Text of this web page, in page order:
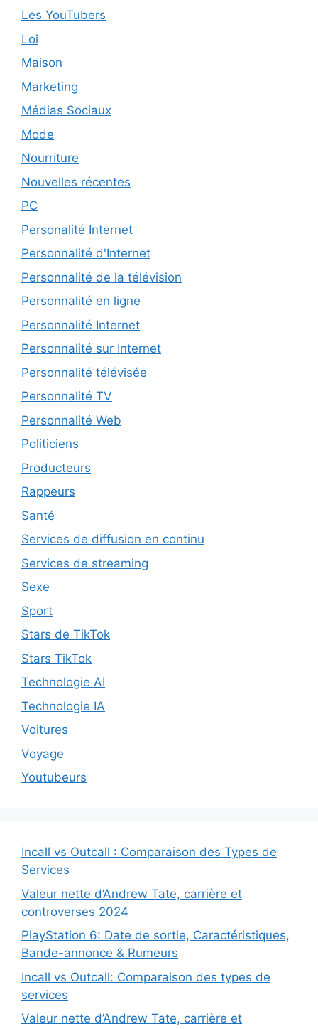
Les YouTubers
Loi
Maison
Marketing
Médias Sociaux
Mode
Nourriture
Nouvelles récentes
PC
Personalité Internet
Personnalité d'Internet
Personnalité de la télévision
Personnalité en ligne
Personnalité Internet
Personnalité sur Internet
Personnalité télévisée
Personnalité TV
Personnalité Web
Politiciens
Producteurs
Rappeurs
Santé
Services de diffusion en continu
Services de streaming
Sexe
Sport
Stars de TikTok
Stars TikTok
Technologie AI
Technologie IA
Voitures
Voyage
Youtubeurs
Incall vs Outcall : Comparaison des Types de
Services
Valeur nette d’Andrew Tate, carrière et
controverses 2024
PlayStation 6: Date de sortie, Caractéristiques,
Bande-annonce & Rumeurs
Incall vs Outcall: Comparaison des types de
services
Valeur nette d’Andrew Tate, carrière et